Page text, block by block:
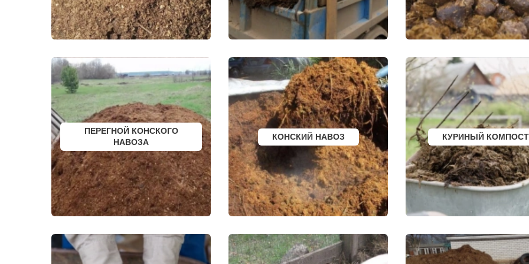
ДРУЖБА
ДУБКИ
ДУБНА
ДУБОВАЯ РОЩА
ЖЕЛЕЗНОДОРОЖНЫЙ
ЖИЛЕВО
ЖУКОВСКИЙ
ЗАГОРЯНСКИЙ
ЗАПРУДНЯ
ЗАРАЙСК
ЗАРЕЧЬЕ
ЗВЕНИГОРОД
ЗЕЛЕНОГРАД
ЗЕЛЕНОГРАДСКИЙ
ЗНАМЯ ОКТЯБРЯ
ИВАНТЕЕВКА
ИКША
ИСТРА
КАЛИНИНЕЦ
КАШИРА
КИЕВСКИЙ
КЛИМОВСК
КЛЯЗЬМА
КНУТОВО
КОЖИНО
СОФЬИНО
СТАРАЯ КУПАВНА
СТАРБЕЕВО
СТАРЫЙ ГОРОДОК
СТУПИНО
СХОДНЯ
СЫЧЕВО
ТАЛДОМ
ТЕКСТИЛЬЩИК
ТЕМПЫ
ТИШКОВО
ТОМИЛИНО
ТРОИЦК
ТРОИЦКОЕ
ТУГОЛЕССКИЙ БОР
ТУПИКОВО
ТУЧКОВО
УВАРОВКА
УДЕЛЬНАЯ
УЗУНОВО
УСПЕНСКОЕ
ФИРСАНОВКА
ФОСФОРИТНЫЙ
ФРЯЗИНО
ФРЯНОВО
ДНО
ТЕМРЮК
ЛУГА
БАТАЙСК
РЫБИНСК
СЛАВЯНСК НА КУБАНИ
ТУЙМАЗЫ
МУРОМ
СЫЗРАНЬ
ПУШКИН
ВСЕВОЛОЖСК
АРЗАМАС
АРМАВИР
СЛАНЦЫ
ПЛАСТ
САФОНОВО
БИЙСК
ВОЛГОДОНСК
ТИХОРЕЦК
КИНГИСЕПП
ТИМАШЕВСК
ГАТЧИНА
ГУЛЬКЕВИЧИ
ВЫКСА
БЕРЕЗОВСКИЙ
ГУСЬ
ИЗБЕРБАШ
НАЗРАНЬ
АБИНСК
ИСКИТИМ
СЫСЕРТЬ
КЫЗЫЛ
МИХАЙЛОВКА
АКСАЙ
ПЕРЕСЛАВЛЬ
ЖУКОВ
КУРЧАТОВ
УГЛИЧ
ШЕБЕКИНО
БЕЛОВО
СОКОЛ
ОЗЕРСК
ОКТЯБРЬСК
КИМРЫ
КОТЛАС
ШАДРИНСК
МИЧУРИНСК
ВЯЗНИКИ
ГОРОДЕЦ
ПЕРЕГНОЙ КОНСКОГО
НАВОЗА
КОНСКИЙ НАВОЗ КУРИНЫЙ КОМПОСТ